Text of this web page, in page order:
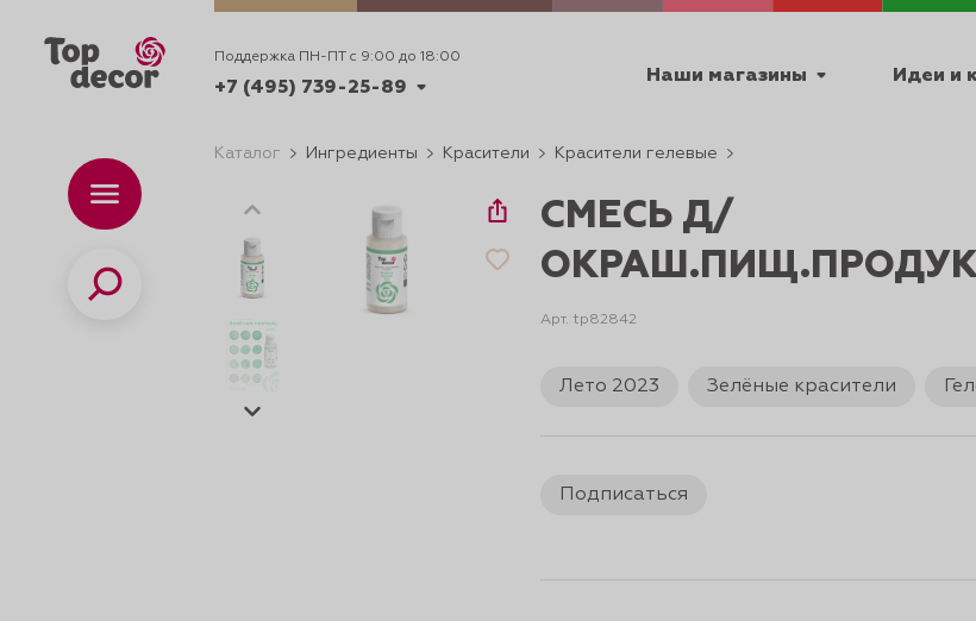
Поддержка ПН-ПТ с 9:00 до 18:00
+7 (495) 739-25-89
+7 (495) 739-25-89
ПН-ПТ с 9:00 до 18:00
Наши магазины Идеи и
УРОКИ
Каталог
Поиск
Каталог Ингредиенты Красители Красители гелевые
СМЕСЬ Д/
Арт. tp82842
Лето 2023 Зелёные красители
Подписаться